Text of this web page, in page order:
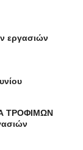
εργασιών
ΤΡΟΦΙΜΩΝ